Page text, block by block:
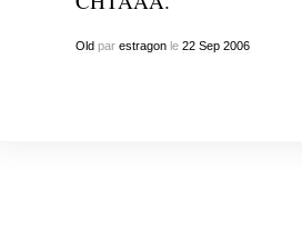
Oldpar estragonle 22 Sep 2006